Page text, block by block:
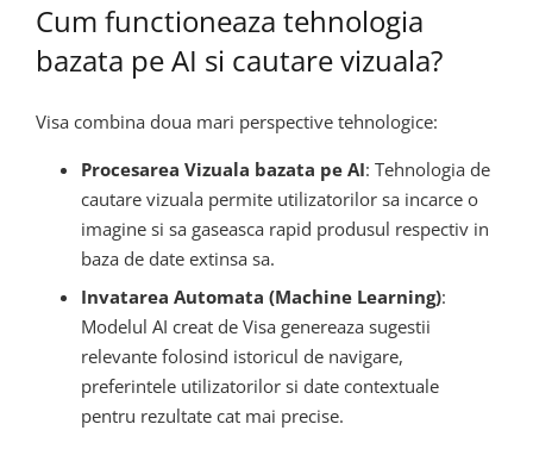
Cum functioneaza tehnologia
bazata pe AI si cautare vizuala?
Visa combina doua mari perspective tehnologice:
Procesarea Vizuala bazata pe AI: Tehnologia de
cautare vizuala permite utilizatorilor sa incarce o
imagine si sa gaseasca rapid produsul respectiv in
baza de date extinsa sa.
Invatarea Automata (Machine Learning):
Modelul AI creat de Visa genereaza sugestii
relevante folosind istoricul de navigare,
preferintele utilizatorilor si date contextuale
pentru rezultate cat mai precise.